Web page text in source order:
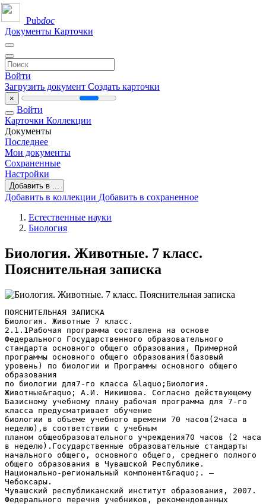
Pubdoc
Документы Карточки
Войти
Загрузить документ Создать карточки
×
Войти
Карточки Коллекции
Документы
Последнее
Мои документы
Сохраненные
Настройки
Добавить в ...
Добавить в коллекции Добавить в сохраненное
Естественные науки
Биология
Биология. Животные. 7 класс.
Пояснительная записка
ПОЯСНИТЕЛЬНАЯ ЗАПИСКА Биология. Животные 7 класс. 2.1.1Рабочая программа составлена на основе Федерального Государственного образовательного стандарта основного общего образования, Примерной программы основного общего образования(базовый уровень) по биологии и Программы основного общего образования по биологии для7-го класса &laquo;Биология. Животные&raquo; А.И. Никишова. Согласно действующему Базисному учебному плану рабочая программа для 7-го класса предусматривает обучение биологии в объеме учебного времени 70 часов(2часа в неделю),в соответствии с учебным планом общеобразовательного учреждения70 часов (2 часа в неделю).Государственные образовательные стандарты начального общего, основного общего, среднего полного общего образования в Чувашской Республике. Национально-региональный компонент&raquo;. – Чебоксары. Чувашский республиканский институт образования, 2007. Федерального перечня учебников, рекомендованных (допущенных) к использованию в образовательном процессе в образовательных учреждениях. 2.2. Общая характеристика учебного предмета. Рабочая программа включает в себя сведения о строении и жизнедеятельности животных, их разнообразии в природе в результате эволюции Учебный предмет включает теоретический и практический разделы, соотношение между которыми в общем объеме часов варьируется в зависимости от специализации образовательного учреждения, подготовленности обучающихся, наличия соответствующего оборудования. Курс биологии на ступени основного общего образования направлен на формирование у учащихся представлений об отличительных особенностях живой природы, ее многообразии и эволюции, человеке как биосоциальном существе. Отбор содержания проведен в соответствии, с которым учащиеся должны освоить основные знания и умения, значимые для формирования общей культуры, сохранения окружающей среды и собственного здоровья, востребованные в повседневной жизни и практической деятельности. Основу структурирования содержания курса биологии составляют ведущие системообразующие идеи – отличительные особенности живой природы, ее многообразие и эволюция. Основу изучения курса биологии составляют эколого-эволюционный и функциональный подходы, в соответствии с которыми акценты в изучении многообразия организмов переносятся с рассмотрения особенностей строения отдельных представителей на раскрытие процессов их жизнедеятельности и усложнение в ходе эволюции, приспособленности к среде обитания, роли в экосистемах. Основная цель практического раздела программы — формирование у обучающихся умений, связанных с использованием полученных знаний, повышения образовательного уровня, расширения кругозора учащихся закрепление и совершенствование практических навыков. 2.3 Изучение биологии в 7 классе направлено на достижение следующих целей: 1. Знакомство учащихся с зоологией – наукой о животных, этапами её развития, 2. Раскрытие роли животных в природе и их значения для человека. Задачи 1. Развитие познавательного интереса к изучению природы, воспитание положительного эмоционально-ценностного отношения к животному миру, 2.Формирование понятия о необходимости охраны животных. 3. Содержание тем учебного предмета биология &laquo;Животные&raquo;7 класс. Тема1. Общие сведения о мире животных Зоология – наука о царстве Животные. Отличие животных от растений. Многообразие животных, их распространение. Дикие и домашние животные. Среды жизни и места обитания животных. Взаимосвязи животных в природе. Животные растительноядные, хищные, паразиты. Место и роль животных в природных сообще- ствах. Трофические связи в природных сообществах (цепи питания). Экологические ниши. Понятие о биоценозе, биогеоценозе и экосистеме. Преобладающие экологические системы. Зависимость жизни животных от человека. Негативное и позитивное отношение к животным. Охрана животного мира. Роль организаций в сохранении природных богатств. Редкие и исчезающие виды животных. Красная книга. Классификация животных. Основные систематические группы животных: царство, Подцарство, тип, класс, отряд, семейство, род, вид, популяция. Значение классификации животных. Тема2. Подцарство одноклеточные животные Общая характеристика простейших как одноклеточных организмов. Разнообразие простейших в природе. Разнообразие их представителей в водоемах, почвах и в кишечнике животных. Корненожки. Обыкновенная амеба как организм. Внешний вид и внутреннее строение (цитоплазма, ядро, вакуоли). Жизнедеятельность одноклеточных организмов: движение, питание, дыхание, выделение, размножение, инцистирование. Жгутиконосцы. Эвглена зеленая как простейшее, сочетающее черты животных и растений. Колониальные жгутиковые. Инфузории. Инфузория-туфелька как более сложное простейшее. Половой процесс. Ползающие и сидячие инфузории. Симбиотические инфузории крупных животных. Болезнетворные простейшие: дизентерийная амеба, малярийный паразит. Предупреждение заражения дизентерийной амебой. Районы распространения малярии. Борьба с малярией. Вакцинация людей, выезжающих далеко за пределы. Значение простейших в природе и жизни человека. Тема 3. Подцарство Многоклеточные животные .Тип кишечнополостные Общая характеристика типа кишечнополостных. Пресноводная гидра. Внешний вид и поведение. Внутреннее строение. Двухслойность. Экто- и энтодерма. Разнообразие клеток. Питание гидры. Дыхание. Раздражимость. Размножение гидры. Регенерация. Значение в природе. Морские кишечнополостные. Их многообразие и значение. Коралловые полипы и медузы. Значение кишечнополостных в природе и жизни человека. ТипПлоские черви. Белая планария как представитель свободноживущих плоских червей. Внешний вид. Двусторонняя симметрия. Покровы. Мускулатура. Нервная система и органы чувств. Движение. Питание. Дыхание. Размножение. Регенерация. Свиной (бычий) цепень как представитель паразитических плоских червей. Особенности строения и приспособления к паразитизму. Цикл развития и смена хозяев. ТипКруглые черви. Нематоды, аскариды, острицы как представители типа круглых червей. Их строение, жизнедеятельность. Значение для человека и животных. Предохранение от заражения паразитическими червями человека и сельскохозяйственных животных. Понятие паразитизм и его биологический смысл. Взаимоотношения паразита и хозяина. Значение паразитических червей в природе и жизни человека. ТипКольчатые черви. Многообразие. Дождевой червь. Среда обитания. Внешнее и внутреннее строение. Понятие о тканях и органах. Движение. Пищеварение, кровообращение, выделение, дыхание. Размножение и развитие. Значение и место дождевых червей в биогеоценозах. Значение червей и их место в истории развития животного мира. Тип Моллюски Общая характеристика типа. Разнообразие моллюсков. Особенности строения и поведения, связанные с образом жизни представителей разных классов. Роль раковины. Класс Брюхоногие моллюски. Большой прудовик (виноградная улитка) и голый слизень. Их приспособленность к среде обитания. Строение. Питание. Дыхание. Размножение и развитие. Роль в природе и практическое значение. Класс Двустворчатые моллюски. Беззубка (перловица) и мидия. Их места обитания. Особенности строения. Передвижение. Питание. Дыхание. Размножение. Роль в биоценозах и практическое значение. Класс Головоногие моллюски. Осьминоги, кальмары и каракатицы. Особенности их строения. Передвижение. Питание. Поведение. Роль в биоценозе и практическое значение. Обобщение знаний по теме &laquo;Тип Моллюски&raquo; Тип Членистоногие Общая характеристика типа. Сходство и различие членистоногих с кольчатыми червями. Класс Ракообразные. Общая характеристика класса. Речной рак. Места обитания и образ жизни. Особенности строения. Питание. Дыхание. Размножение. Многообразие ракообразных. Значение ракообразных в природе и жизни человека. Класс Паукообразные. Общая характеристика и многообразие паукообразных. Пауккрестовик (любой другой паук). Внешнее строение. Места обитания, образ жизни и поведение. Строение паутины и ее роль. Значение пауков в биогеоценозах. Клещи. Места обитания, паразитический образ жизни. Особенности внешнего строения и поведения. Перенос клещами возбудителей болезней. Клещевой энцефалит. Меры защиты от клещей. Оказание первой помощи при укусе клеща. Роль паукообразных в природе и их значение для человека. Класс Насекомые. Общая характеристика класса. Многообразие насекомых. Особенности строения насекомого (на примере любого крупного насекомого). Передвижение. Питание. Дыхание. Размножение и развитие насекомых. Типы развития. Важнейшие отряды насекомых с неполным превращением: Прямокрылые, Равнокрылые и Клопы. Важнейшие отряды насекомых с полным превращением: Бабочки, Стрекозы, Жесткокрылые (Жуки), Двукрылые, Перепончатокрылые. Насекомые, наносящие вред лесным и сельскохозяйственным растениям. Одомашнивание насекомых на примере тутового и дубового шелкопрядов. Насекомые – переносчики заболеваний человека. Борьба с переносчиками заболеваний. Пчелы и муравьи – общественные насекомые. Особенности их жизни и организации семей. Поведение. Инстинкты. Значение пчел и других перепончатокрылых в природе и жизни человека. Растительноядные, хищные, падалееды, паразиты и сверхпаразиты среди представителей насекомых. Их биогеоценотическое и практическое значение. Биологический способ борьбы с насекомыми-вредителями. Охрана насекомых. Обобщение знаний по теме &laquo;Тип Членистоногие&raquo; Тип Хордовые Краткая характеристика типа хордовых. Подтип Бесчерепные Ланцетник – представитель бесчерепных. Местообитание и особенности строения ланцетника. Практическое значение ланцетника. Подтип Черепные. Надкласс Рыбы ) Общая характеристика подтипа Черепные. Общая характеристика надкласса Рыбы. Класс Хрящевые рыбы. Класс Костные рыбы. Особенности строения на примере костистой рыбы. Внешнее строение: части тела, покровы, роль плавников в движении рыб, расположение и значение органов чувств. Внутреннее строение костной рыбы: опорно-двигательная, нервная, пищеварительная, дыхательная, кровеносная, половая и выделительная системы. Плавательный пузырь и его значение. Размножение и развитие рыб. Особенности поведения. Мигр